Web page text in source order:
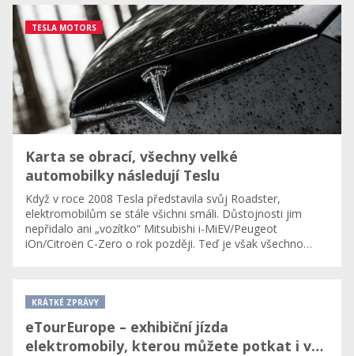
Karta se obrací, všechny velké
automobilky následují Teslu
Když v roce 2008 Tesla představila svůj Roadster,
elektromobilům se stále všichni smáli. Důstojnosti jim
nepřidalo ani „vozítko“ Mitsubishi i-MiEV/Peugeot
iOn/Citroën C-Zero o rok později. Teď je však všechno…
TESLA MOTORS
eTourEurope – exhibiční jízda
elektromobily, kterou můžete potkat i v…
KRÁTKÉ ZPRÁVY